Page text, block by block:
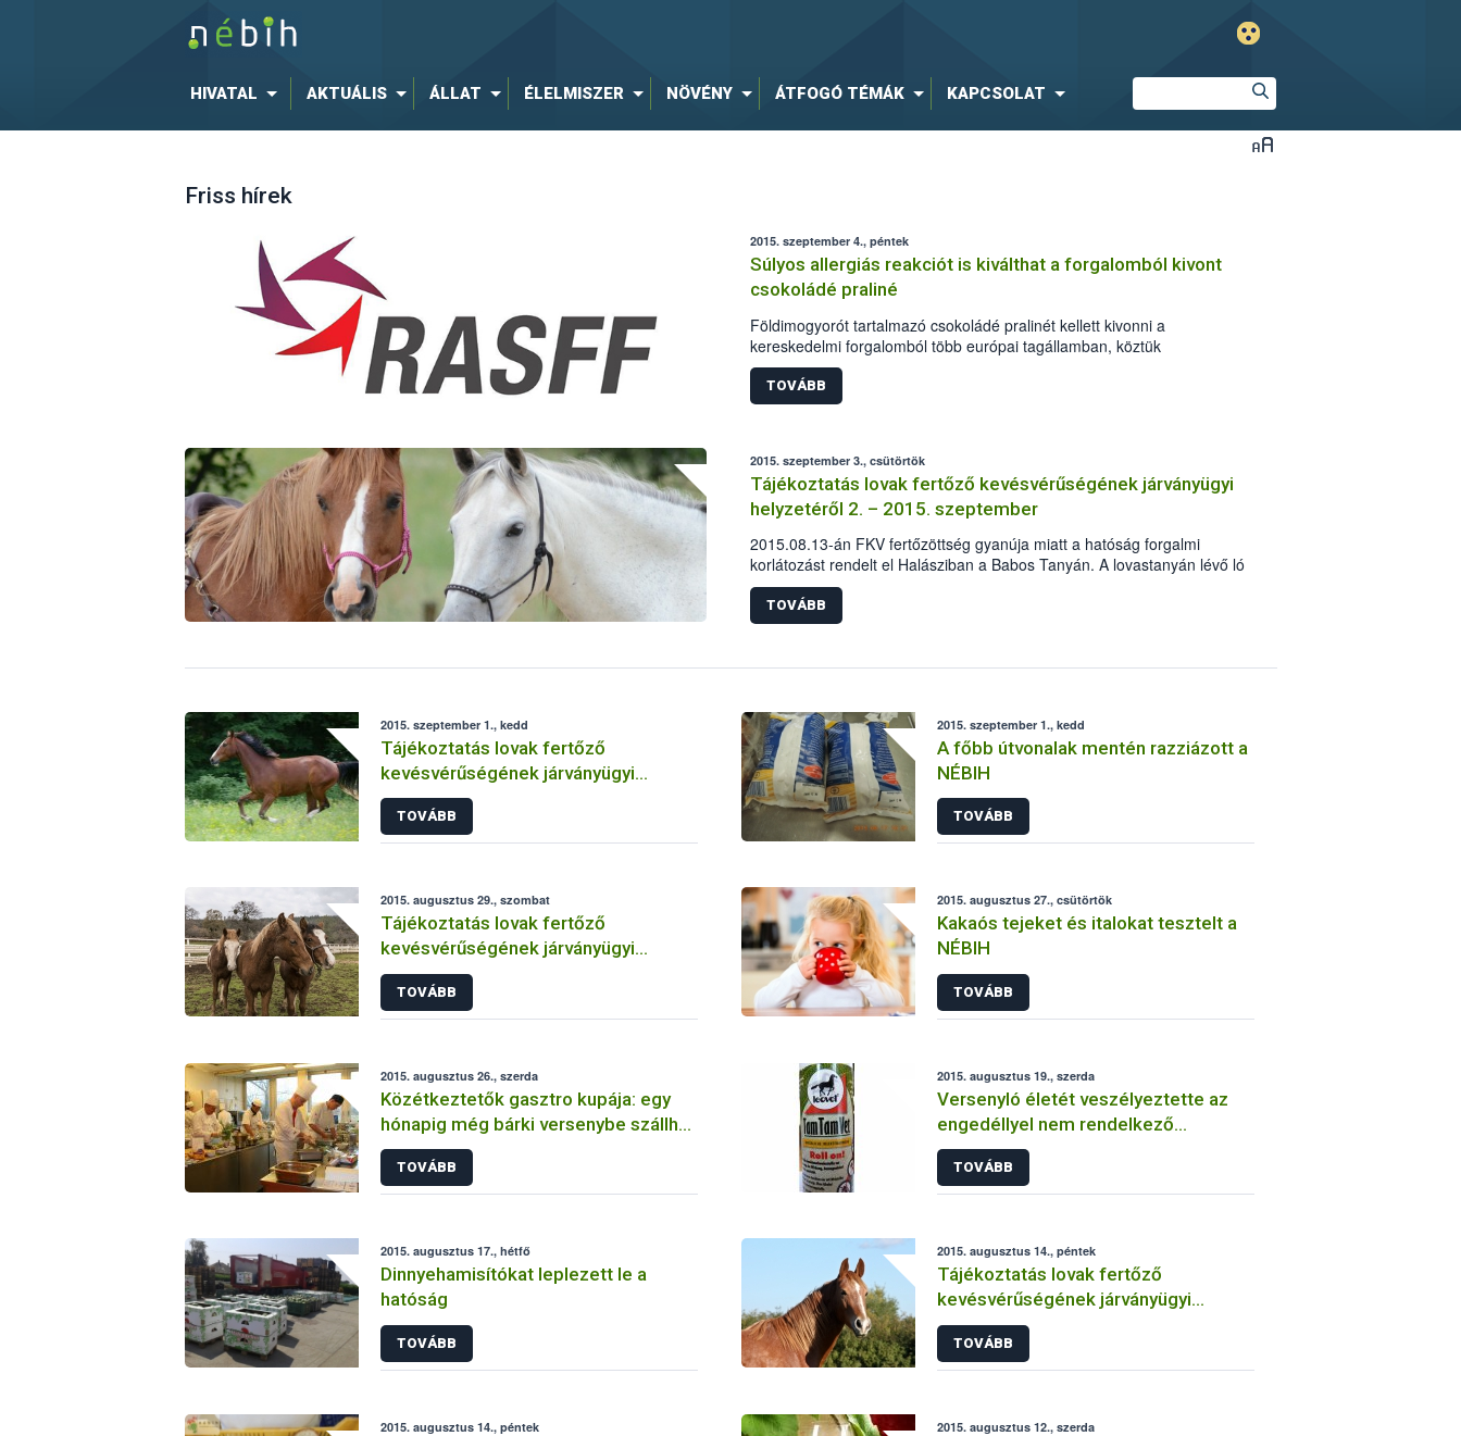
HIVATAL AKTUÁLIS ÁLLAT ÉLELMISZER NÖVÉNY ÁTFOGÓ TÉMÁK KAPCSOLAT
Friss hírek
2015. szeptember 4., péntek
Súlyos allergiás reakciót is kiválthat a forgalomból kivont
csokoládé praliné
Földimogyorót tartalmazó csokoládé pralinét kellett kivonni a
kereskedelmi forgalomból több európai tagállamban, köztük
Magyarországon is. A riasztás szeptember 3-án este érkezett az
Európai Unió élelmiszer- és takarmánybiztonsági riasztási rendszerén
(RASFF).
TOVÁBB
2015. szeptember 3., csütörtök
Tájékoztatás lovak fertőző kevésvérűségének járványügyi
helyzetéről 2. – 2015. szeptember
2015.08.13-án FKV fertőzöttség gyanúja miatt a hatóság forgalmi
korlátozást rendelt el Halásziban a Babos Tanyán. A lovastanyán lévő ló
pozitív eredményének kézhezvételét követően az intézkedések
haladéktalanul megkezdődtek.
TOVÁBB
2015. szeptember 1., kedd
Tájékoztatás lovak fertőző
kevésvérűségének járványügyi
helyzetéről 1. – 2015. szeptember
TOVÁBB
2015. szeptember 1., kedd
A főbb útvonalak mentén razziázott a
NÉBIH
TOVÁBB
2015. augusztus 29., szombat
Tájékoztatás lovak fertőző
kevésvérűségének járványügyi
helyzetéről 3. – 2015. augusztus
TOVÁBB
2015. augusztus 27., csütörtök
Kakaós tejeket és italokat tesztelt a
NÉBIH
TOVÁBB
2015. augusztus 26., szerda
Közétkeztetők gasztro kupája: egy
hónapig még bárki versenybe szállhat
a „legjobb konyha” címéért
TOVÁBB
2015. augusztus 19., szerda
Versenyló életét veszélyeztette az
engedéllyel nem rendelkező
készítmény
TOVÁBB
2015. augusztus 17., hétfő
Dinnyehamisítókat leplezett le a
hatóság
TOVÁBB
2015. augusztus 14., péntek
Tájékoztatás lovak fertőző
kevésvérűségének járványügyi
helyzetéről 2. – 2015. augusztus
TOVÁBB
2015. augusztus 14., péntek 2015. augusztus 12., szerda